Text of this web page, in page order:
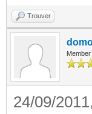
Trouver
Member
24/09/